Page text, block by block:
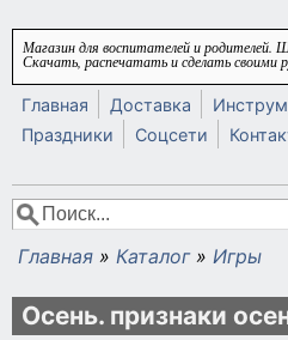
Перейти к основному
Магазин для воспитателей и родителей.
Скачать, распечатать и сделать своими
Главная Доставка
Праздники
Соцсети
Форма поиска
Поиск
Вы здесь
Главная » Каталог » Игры
Осень. признаки